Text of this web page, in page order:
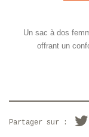
Un sac à dos
offrant un
Partager sur :